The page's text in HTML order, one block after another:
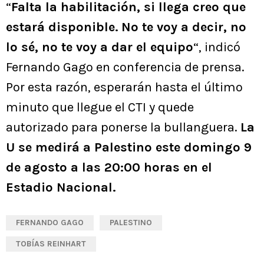
“Falta la habilitación, si llega creo que
estará disponible. No te voy a decir, no
lo sé, no te voy a dar el equipo“, indicó
Fernando Gago en conferencia de prensa.
Por esta razón, esperarán hasta el último
minuto que llegue el CTI y quede
autorizado para ponerse la bullanguera. La
U se medirá a Palestino este domingo 9
de agosto a las 20:00 horas en el
Estadio Nacional.
FERNANDO GAGO PALESTINO
TOBÍAS REINHART